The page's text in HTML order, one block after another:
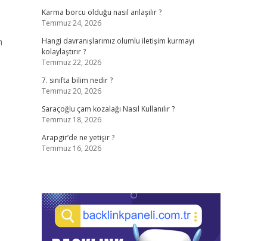
Karma borcu olduğu nasıl anlaşılır ?
Temmuz 24, 2026
Hangi davranışlarımız olumlu iletişim kurmayı
kolaylaştırır ?
Temmuz 22, 2026
7. sınıfta bilim nedir ?
Temmuz 20, 2026
Saraçoğlu çam kozalağı Nasıl Kullanılır ?
Temmuz 18, 2026
Arapgir’de ne yetişir ?
Temmuz 16, 2026